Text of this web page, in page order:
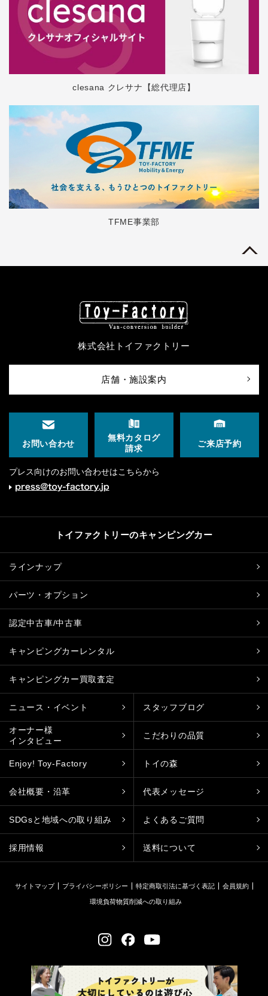
clesana クレサナ【総代理店】
TFME事業部
株式会社トイファクトリー
店舗・施設案内
お問い合わせ
無料カタログ
請求
ご来店予約
プレス向けのお問い合わせはこちらから
トイファクトリーのキャンピングカー
ラインナップ
パーツ・オプション
認定中古車/中古車
キャンピングカーレンタル
キャンピングカー買取査定
ニュース・イベント スタッフブログ
オーナー様
インタビュー
こだわりの品質
Enjoy! Toy-Factory トイの森
会社概要・沿革 代表メッセージ
SDGsと地域への取り組み よくあるご質問
採用情報 送料について
サイトマップ プライバシーポリシー 特定商取引法に基づく表記 会員規約
環境負荷物質削減への取り組み